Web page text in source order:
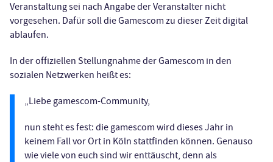
Veranstaltung sei nach Angabe der Veranstalter nicht
vorgesehen. Dafür soll die Gamescom zu dieser Zeit digital
ablaufen.
In der offiziellen Stellungnahme der Gamescom in den
sozialen Netzwerken heißt es:
„Liebe gamescom-Community,
nun steht es fest: die gamescom wird dieses Jahr in
keinem Fall vor Ort in Köln stattfinden können. Genauso
wie viele von euch sind wir enttäuscht, denn als